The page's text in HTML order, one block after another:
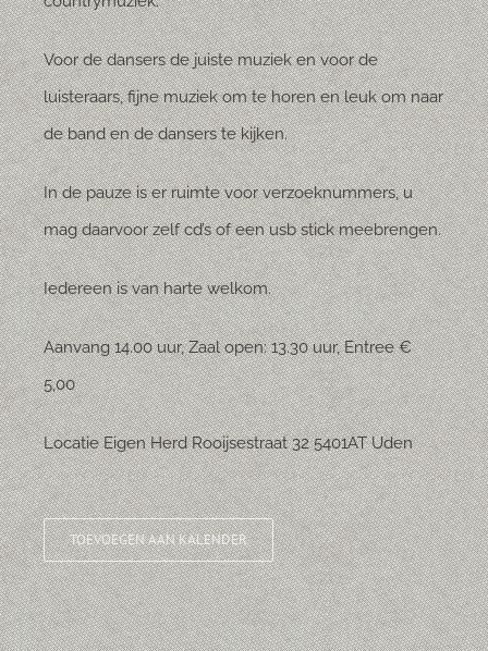
Voor de dansers de juiste muziek en voor de
luisteraars, fijne muziek om te horen en leuk om naar
de band en de dansers te kijken.
In de pauze is er ruimte voor verzoeknummers, u
mag daarvoor zelf cd’s of een usb stick meebrengen.
Iedereen is van harte welkom.
Aanvang 14.00 uur, Zaal open: 13.30 uur, Entree €
5,00
Locatie Eigen Herd Rooijsestraat 32 5401AT Uden
TOEVOEGEN AAN KALENDER